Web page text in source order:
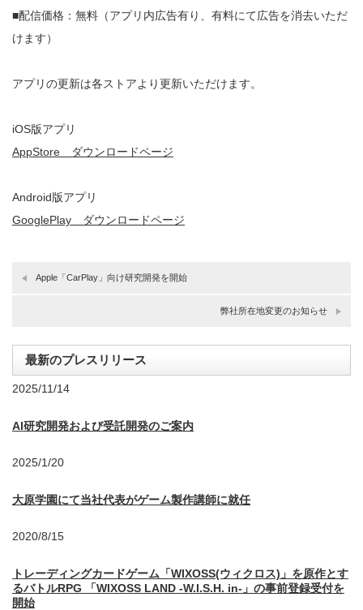
■配信価格：無料（アプリ内広告有り、有料にて広告を消去いただ
けます）
アプリの更新は各ストアより更新いただけます。
iOS版アプリ
AppStore ダウンロードページ
Android版アプリ
GooglePlay ダウンロードページ
Apple「CarPlay」向け研究開発を開始
弊社所在地変更のお知らせ
最新のプレスリリース
2025/11/14
AI研究開発および受託開発のご案内
2025/1/20
大原学園にて当社代表がゲーム製作講師に就任
2020/8/15
トレーディングカードゲーム「WIXOSS(ウィクロス)」を原作とす
るバトルRPG 「WIXOSS LAND -W.I.S.H. in-」の事前登録受付を
開始